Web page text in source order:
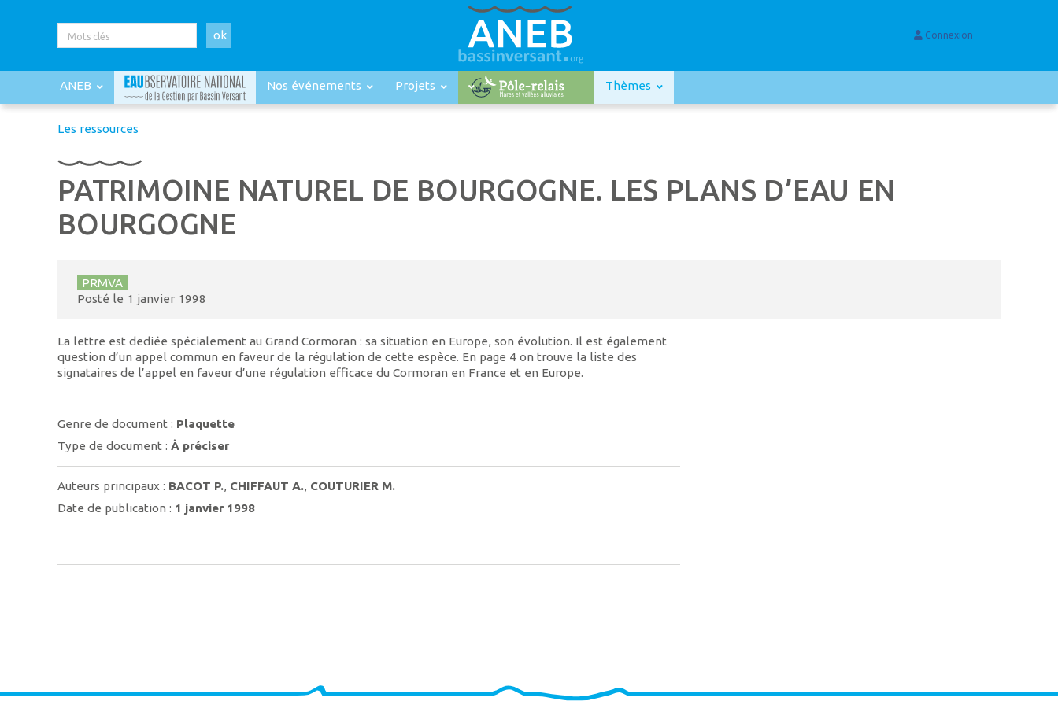
ok Connexion
ANEB Nos événements Projets Thèmes
Les ressources
PATRIMOINE NATUREL DE BOURGOGNE. LES PLANS D’EAU EN
BOURGOGNE
PRMVA
Posté le 1 janvier 1998
La lettre est dediée spécialement au Grand Cormoran : sa situation en Europe, son évolution. Il est également
question d’un appel commun en faveur de la régulation de cette espèce. En page 4 on trouve la liste des
signataires de l’appel en faveur d’une régulation efficace du Cormoran en France et en Europe.
Genre de document : Plaquette
Type de document :À préciser
Auteurs principaux : BACOT P., CHIFFAUT A., COUTURIER M.
Date de publication : 1 janvier 1998